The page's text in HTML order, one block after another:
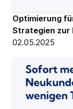
Optimierung
Strategien zur
02.05.2025